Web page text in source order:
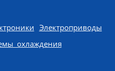
Электроприводы
охлаждения